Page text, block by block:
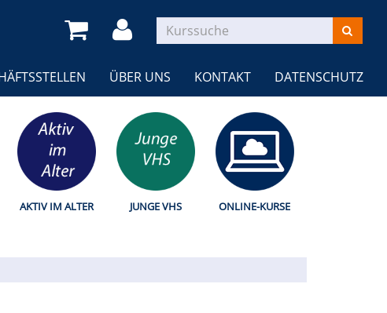
ÜBER UNS KONTAKT DATENSCHUTZ
AKTIV IM ALTER JUNGE VHS ONLINE-KURSE